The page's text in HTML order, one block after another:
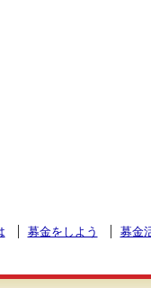
募金をしよう 募金